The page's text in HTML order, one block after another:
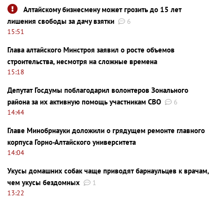
Алтайскому бизнесмену может грозить до 15 лет
лишения свободы за дачу взятки
6
15:51
Глава алтайского Минстроя заявил о росте объемов
строительства, несмотря на сложные времена
15:18
Депутат Госдумы поблагодарил волонтеров Зонального
района за их активную помощь участникам СВО
6
14:44
Главе Минобрнауки доложили о грядущем ремонте главного
корпуса Горно-Алтайского университета
14:04
Укусы домашних собак чаще приводят барнаульцев к врачам,
чем укусы бездомных
1
13:22